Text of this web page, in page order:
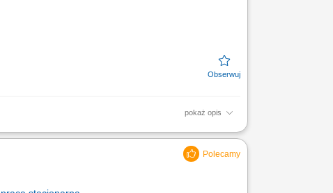
pokaż opis
dla nich dedykowanych rozwiązań